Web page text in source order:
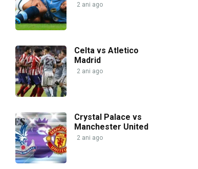
2 ani ago
Celta vs Atletico
Madrid
2 ani ago
Crystal Palace vs
Manchester United
2 ani ago